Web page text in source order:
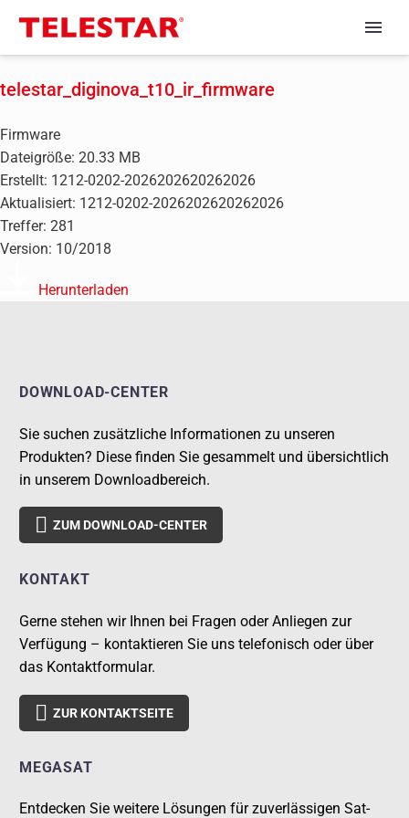
telestar_diginova_t10_ir_firmware
Firmware
Dateigröße: 20.33 MB
Erstellt: 1212-0202-2026202620262026
Aktualisiert: 1212-0202-2026202620262026
Treffer: 281
Version: 10/2018
Herunterladen
DOWNLOAD-CENTER
Sie suchen zusätzliche Informationen zu unseren
Produkten? Diese finden Sie gesammelt und übersichtlich
in unserem Downloadbereich.
 ZUM DOWNLOAD-CENTER
KONTAKT
Gerne stehen wir Ihnen bei Fragen oder Anliegen zur
Verfügung – kontaktieren Sie uns telefonisch oder über
das Kontaktformular.
 ZUR KONTAKTSEITE
MEGASAT
Entdecken Sie weitere Lösungen für zuverlässigen Sat-